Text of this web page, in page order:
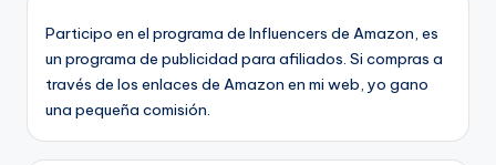
Participo en el programa de Influencers de Amazon, es
un programa de publicidad para afiliados. Si compras a
través de los enlaces de Amazon en mi web, yo gano
una pequeña comisión.